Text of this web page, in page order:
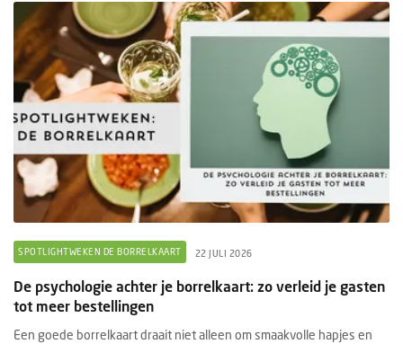
SPOTLIGHTWEKEN DE BORRELKAART 22 JULI 2026
De psychologie achter je borrelkaart: zo verleid je gasten
tot meer bestellingen
Een goede borrelkaart draait niet alleen om smaakvolle hapjes en